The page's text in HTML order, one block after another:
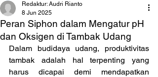
Peran Siphon dalam Mengatur pH
dan Oksigen di Tambak Udang
Redaktur: Audri Rianto
8 Jun 2025
Dalam budidaya udang, produktivitas
tambak adalah hal terpenting yang
harus dicapai demi mendapatkan